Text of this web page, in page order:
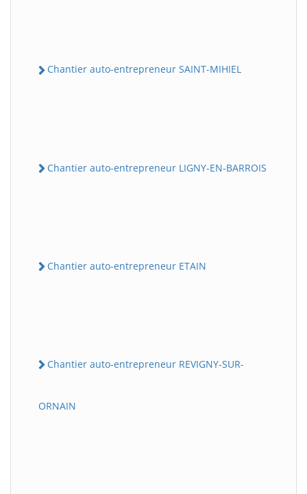
Chantier auto-entrepreneur SAINT-MIHIEL
Chantier auto-entrepreneur LIGNY-EN-BARROIS
Chantier auto-entrepreneur ETAIN
Chantier auto-entrepreneur REVIGNY-SUR-
ORNAIN